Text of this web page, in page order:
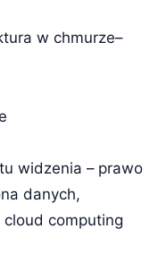
w chmurze–
widzenia – prawo
danych,
computing